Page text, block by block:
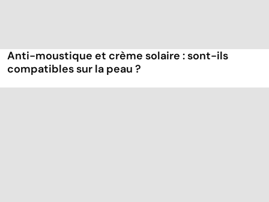
Anti-moustique et crème solaire : sont-ils
compatibles sur la peau ?